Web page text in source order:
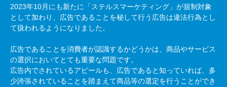
2023年10月にも新たに「ステルスマーケティング」が規制対象
として加わり、広告であることを秘して行う広告は違法行為とし
て扱われるようになりました。
広告であることを消費者が認識するかどうかは、商品やサービス
の選択においてとても重要な問題です。
広告内でされているアピールも、広告であると知っていれば、多
少誇張されていることを踏まえて商品等の選定を行うことができ